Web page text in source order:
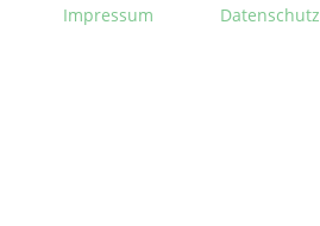
Impressum
Datenschutz